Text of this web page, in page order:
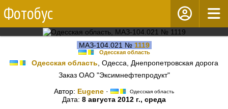
Фотобус
МАЗ-104.021 № 1119
Одесская область
Одесская область , Одесса, Днепропетровская дорога
Заказ ОАО "Эксимнефтепродукт"
Автор: Eugene · Одесская область
Дата: 8 августа 2012 г., среда